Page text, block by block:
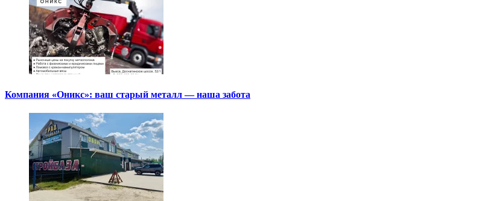
Компания «Оникс»: ваш старый металл — наша забота